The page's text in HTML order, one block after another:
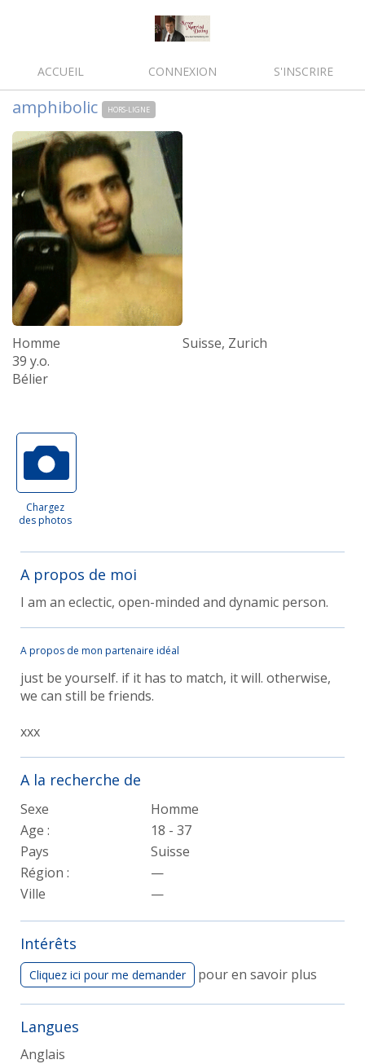
ACCUEIL CONNEXION S'INSCRIRE
amphibolic HORS-LIGNE
Homme
39 y.o.
Bélier
Suisse, Zurich
Chargez
des photos
A propos de moi
I am an eclectic, open-minded and dynamic person.
A propos de mon partenaire idéal
just be yourself. if it has to match, it will. otherwise,
we can still be friends.
xxx
A la recherche de
Sexe
Homme
Age :
18 - 37
Pays
Suisse
Région :
—
Ville
—
Intérêts
Cliquez ici pour me demander pour en savoir plus
Langues
Anglais